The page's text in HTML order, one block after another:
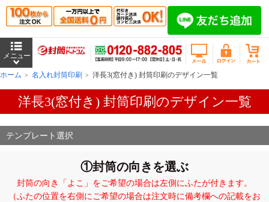
ホーム 名入れ封筒印刷 洋長3(窓付き) 封筒印刷のデザイン一覧
洋長3(窓付き) 封筒印刷のデザイン一覧
テンプレート選択
①封筒の向きを選ぶ
封筒の向き「よこ」をご希望の場合は左側にふたが付きます。
（ふたの位置を右側にご希望の場合は注文時に備考欄への記載をお